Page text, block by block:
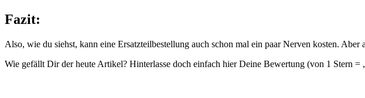
Fazit:
Also, wie du siehst, kann eine Ersatzteilbestellung auch schon mal ein paar Nerven kosten.
Wie gefällt Dir der heute Artikel? Hinterlasse doch einfach hier Deine Bewertung (von 1 Stern =